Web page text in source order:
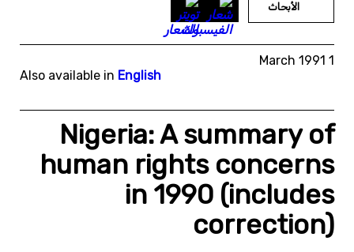
الأبحاث
1 March 1991
Also available in English
Nigeria: A summary of
human rights concerns
in 1990 (includes
correction)